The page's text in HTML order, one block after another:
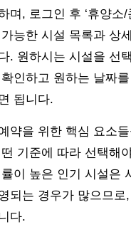
며, 로그인 후 ‘휴양소/
능한 시설 목록과 상
. 원하시는 시설을 선
인하고 원하는 날짜
됩니다.
약을 위한 핵심 요소
기준에 따라 선택해
이 높은 인기 시설은
되는 경우가 많으므로
다.